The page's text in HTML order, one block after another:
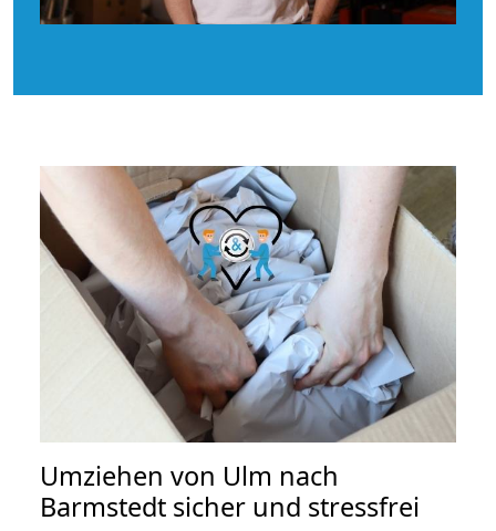
Umziehen von Ulm nach
Barmstedt sicher und stressfrei